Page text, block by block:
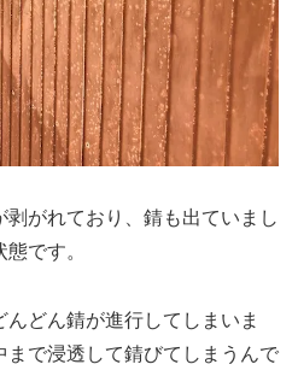
がれており、錆も出ていまし
です。
どん錆が進行してしまいま
で浸透して錆びてしまうんで